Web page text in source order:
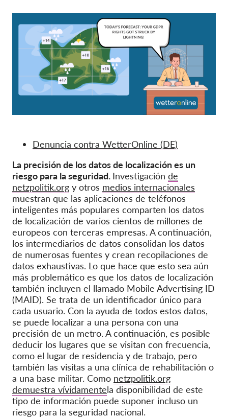
Denuncia contra WetterOnline (DE)
La precisión de los datos de localización es un
riesgo para la seguridad. Investigación de
netzpolitik.org y otros medios internacionales
muestran que las aplicaciones de teléfonos
inteligentes más populares comparten los datos
de localización de varios cientos de millones de
europeos con terceras empresas. A continuación,
los intermediarios de datos consolidan los datos
de numerosas fuentes y crean recopilaciones de
datos exhaustivas. Lo que hace que esto sea aún
más problemático es que los datos de localización
también incluyen el llamado Mobile Advertising ID
(MAID). Se trata de un identificador único para
cada usuario. Con la ayuda de todos estos datos,
se puede localizar a una persona con una
precisión de un metro. A continuación, es posible
deducir los lugares que se visitan con frecuencia,
como el lugar de residencia y de trabajo, pero
también las visitas a una clínica de rehabilitación o
a una base militar. Como netzpolitik.org
demuestra vívidamentela disponibilidad de este
tipo de información puede suponer incluso un
riesgo para la seguridad nacional.